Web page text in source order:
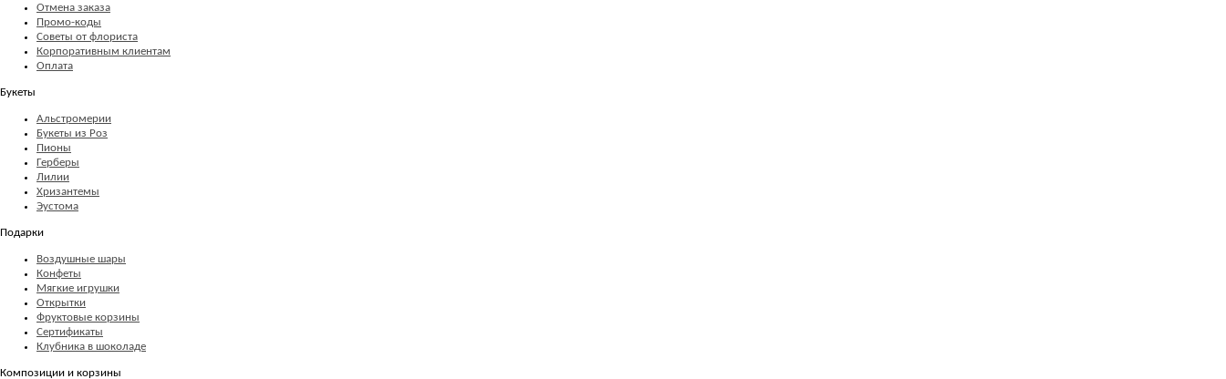
Отмена заказа
Промо-коды
Советы от флориста
Корпоративным клиентам
Оплата
Букеты
Альстромерии
Букеты из Роз
Пионы
Герберы
Лилии
Хризантемы
Эустома
Подарки
Воздушные шары
Конфеты
Мягкие игрушки
Открытки
Фруктовые корзины
Сертификаты
Клубника в шоколаде
Композиции и корзины